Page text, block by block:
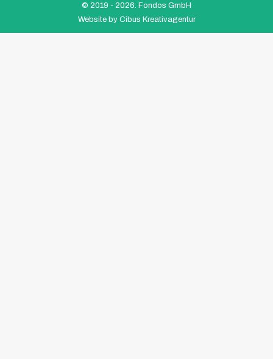
© 2019 - 2026. Fondos GmbH
Website by Cibus Kreativagentur